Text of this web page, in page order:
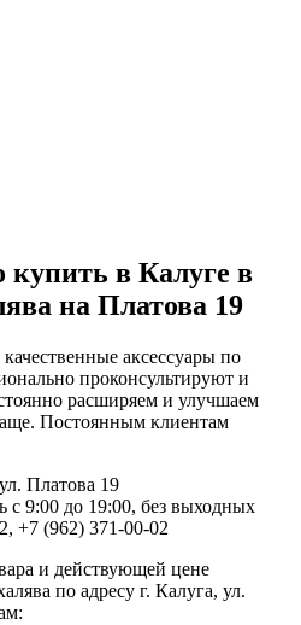
купить в Калуге в
на Платова 19
аксессуары по
проконсультируют и
расширяем и улучшаем
Постоянным клиентам
Платова 19
с 9:00 до 19:00, без выходных
+7 (962) 371-00-02
и действующей цене
по адресу г. Калуга, ул.